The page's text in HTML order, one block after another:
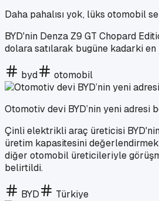
Daha pahalısı yok, lüks otomobil
BYD'nin Denza Z9 GT Chopard
dolara satılarak bugüne kadarki en
byd otomobil
Otomotiv devi BYD’nin yeni adresi
Çinli elektrikli araç üreticisi
üretim kapasitesini
diğer otomobil üreticileriyle
belirtildi.
BYD Türkiye